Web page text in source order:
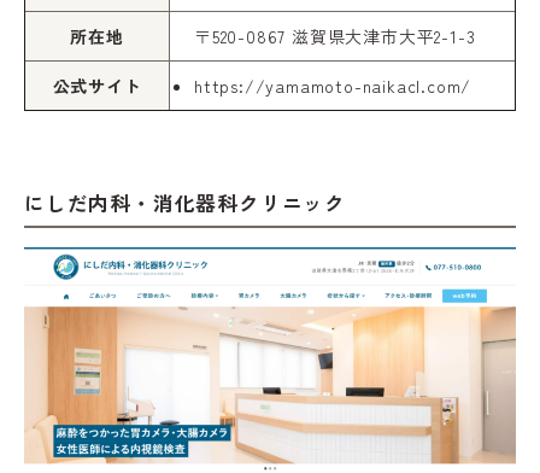
所在地 〒520-0867 滋賀県大津市大平2-1-3
公式サイト https://yamamoto-naikacl.com/
にしだ内科・消化器科クリニック